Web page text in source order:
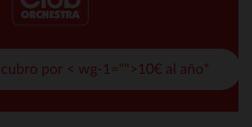
por < wg-1="">10€ al año*